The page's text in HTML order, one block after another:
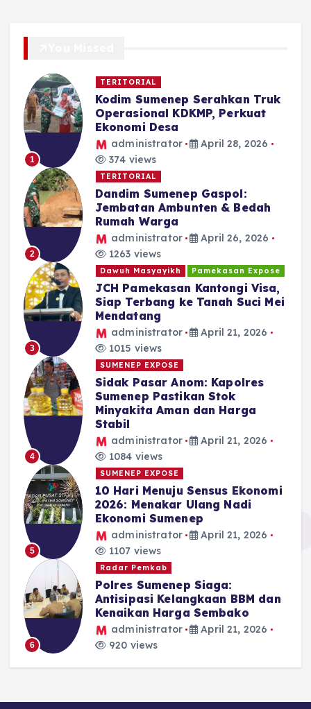
1
TERITORIAL
Kodim Sumenep Serahkan Truk
Operasional KDKMP, Perkuat
Ekonomi Desa
administrator
April 28, 2026
374 views
2
TERITORIAL
Dandim Sumenep Gaspol:
Jembatan Ambunten & Bedah
Rumah Warga
administrator
April 26, 2026
1263 views
3
Dawuh Masyayikh Pamekasan Expose
JCH Pamekasan Kantongi Visa,
Siap Terbang ke Tanah Suci Mei
Mendatang
administrator
April 21, 2026
1015 views
4
SUMENEP EXPOSE
Sidak Pasar Anom: Kapolres
Sumenep Pastikan Stok
Minyakita Aman dan Harga
Stabil
administrator
April 21, 2026
1084 views
5
SUMENEP EXPOSE
10 Hari Menuju Sensus Ekonomi
2026: Menakar Ulang Nadi
Ekonomi Sumenep
administrator
April 21, 2026
1107 views
6
Radar Pemkab
Polres Sumenep Siaga:
Antisipasi Kelangkaan BBM dan
Kenaikan Harga Sembako
administrator
April 21, 2026
920 views